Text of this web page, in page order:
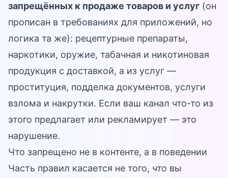
запрещённых к продаже товаров и услуг (он
прописан в требованиях для приложений, но
логика та же): рецептурные препараты,
наркотики, оружие, табачная и никотиновая
продукция с доставкой, а из услуг —
проституция, подделка документов, услуги
взлома и накрутки. Если ваш канал что-то из
этого предлагает или рекламирует — это
нарушение.
Что запрещено не в контенте, а в поведении
Часть правил касается не того, что вы